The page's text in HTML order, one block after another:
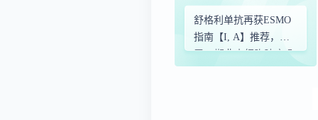
舒格利单抗再获ESMO
指南【I, A】推荐，用
于III期非小细胞肺癌巩